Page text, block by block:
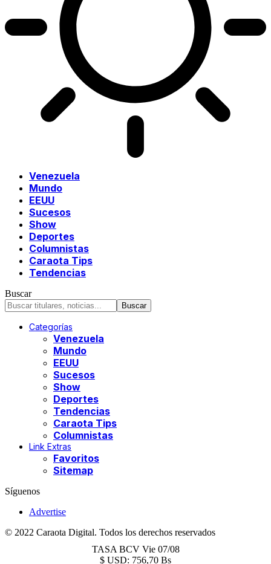
Venezuela
Mundo
EEUU
Sucesos
Show
Deportes
Columnistas
Caraota Tips
Tendencias
Buscar
Categorías
Venezuela
Mundo
EEUU
Sucesos
Show
Deportes
Tendencias
Caraota Tips
Columnistas
Link Extras
Favoritos
Sitemap
Síguenos
Advertise
© 2022 Caraota Digital. Todos los derechos reservados
TASA BCV Vie 07/08
$ USD: 756,70 Bs